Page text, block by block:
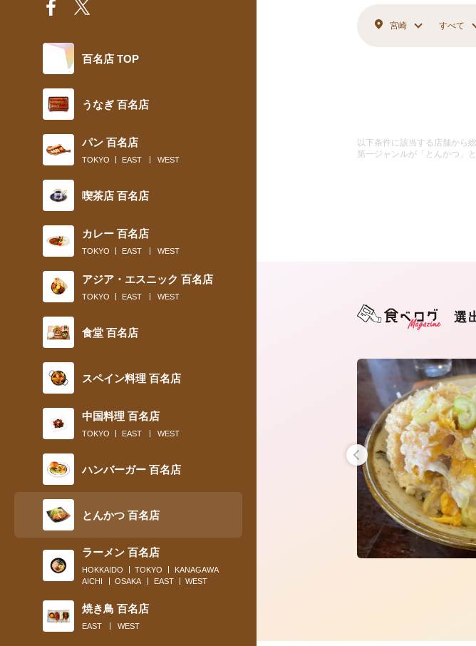
百名店 TOP
うなぎ 百名店
パン 百名店
TOKYO EAST WEST
喫茶店 百名店
カレー 百名店
TOKYO EAST WEST
アジア・エスニック 百名店
TOKYO EAST WEST
食堂 百名店
スペイン料理 百名店
中国料理 百名店
TOKYO EAST WEST
ハンバーガー 百名店
とんかつ 百名店
ラーメン 百名店
HOKKAIDO TOKYO
KANAGAWA
AICHI
OSAKA EAST WEST
焼き鳥 百名店
EAST WEST
宮崎 すべて
以下条件に該当する店舗から
第一ジャンルが「とんかつ」
選
2019.11.28
〈食通の昼メシ〉食べログフォロワー数No.1の食通
推薦！ バランス完璧なヒレ...